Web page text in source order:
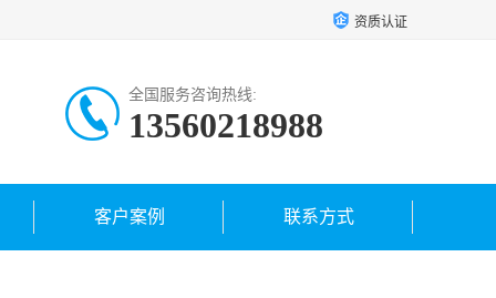
资质认证
全国服务咨询热线:
13560218988
客户案例 联系方式